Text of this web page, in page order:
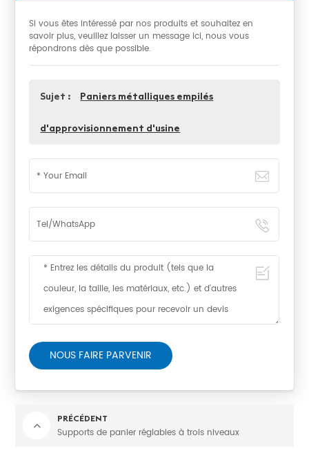
Si vous êtes intéressé par nos produits et souhaitez en
savoir plus, veuillez laisser un message ici, nous vous
répondrons dès que possible.
Sujet : Paniers métalliques empilés
d'approvisionnement d'usine
NOUS FAIRE PARVENIR
PRÉCÉDENT
Supports de panier réglables à trois niveaux